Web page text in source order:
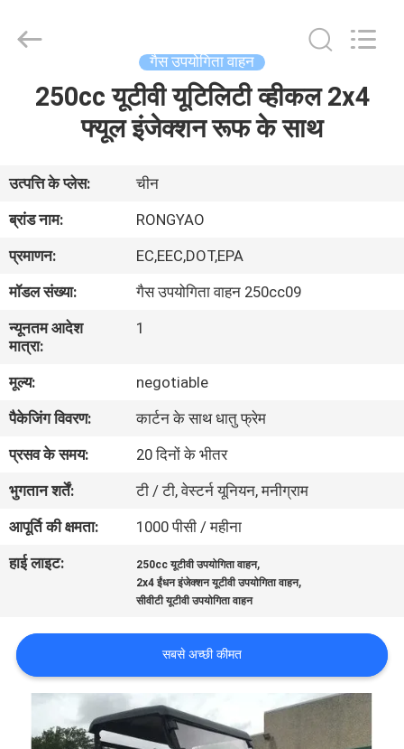
हमारे
बारे
कारखाना
गुणवत्ता
नियंत्रण
संपर्क
करें
उद्धरण
की
विनती
करे
Vehicle
Co.,Ltd.
गैस उपयोगिता वाहन
250cc यूटीवी यूटिलिटी व्हीकल 2x4
फ्यूल इंजेक्शन रूफ के साथ
उत्पत्ति के प्लेस:
चीन
ब्रांड नाम:
RONGYAO
प्रमाणन:
EC,EEC,DOT,EPA
मॉडल संख्या:
गैस उपयोगिता वाहन 250cc09
न्यूनतम आदेश
मात्रा:
1
मूल्य:
negotiable
पैकेजिंग विवरण:
कार्टन के साथ धातु फ्रेम
प्रसव के समय:
20 दिनों के भीतर
भुगतान शर्तें:
टी / टी, वेस्टर्न यूनियन, मनीग्राम
आपूर्ति की क्षमता:
1000 पीसी / महीना
हाई लाइट:
250cc यूटीवी उपयोगिता वाहन,
2x4 ईंधन इंजेक्शन यूटीवी उपयोगिता वाहन,
सीवीटी यूटीवी उपयोगिता वाहन
सबसे अच्छी कीमत